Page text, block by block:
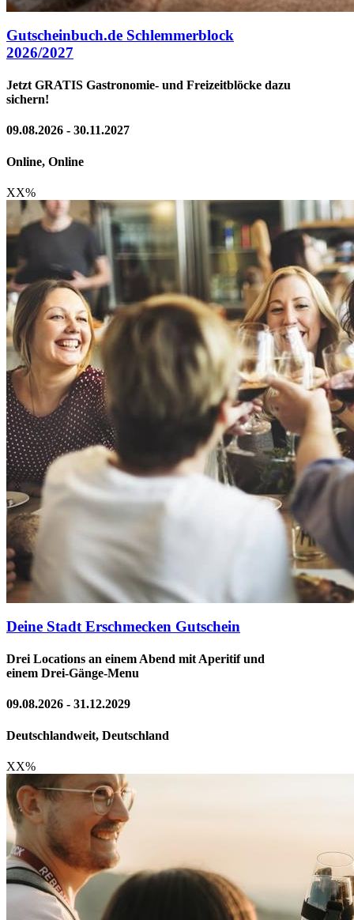
Gutscheinbuch.de Schlemmerblock
2026/2027
Jetzt GRATIS Gastronomie- und Freizeitblöcke dazu
sichern!
09.08.2026 - 30.11.2027
Online, Online
XX%
Deine Stadt Erschmecken Gutschein
Drei Locations an einem Abend mit Aperitif und
einem Drei-Gänge-Menu
09.08.2026 - 31.12.2029
Deutschlandweit, Deutschland
XX%